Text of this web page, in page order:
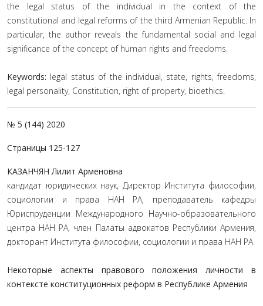
the legal status of the individual in the context of the
constitutional and legal reforms of the third Armenian Republic. In
particular, the author reveals the fundamental social and legal
significance of the concept of human rights and freedoms.
Keywords: legal status of the individual, state, rights, freedoms,
legal personality, Constitution, right of property, bioethics.
№ 5 (144) 2020
Страницы 125-127
КАЗАНЧЯН Лилит Арменовна
кандидат юридических наук, Директор Института философии,
социологии и права НАН РА, преподаватель кафедры
Юриспруденции Международного Научно-образовательного
центра НАН РА, член Палаты адвокатов Республики Армения,
докторант Института философии, социологии и права НАН РА
Некоторые аспекты правового положения личности в
контексте конституционных реформ в Республике Армения